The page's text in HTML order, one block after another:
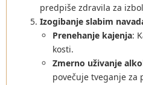
predpiše zdravila za
Izogibanje slabim
Prenehanje kajenja:
kosti.
Zmerno uživanje
povečuje tveganje za